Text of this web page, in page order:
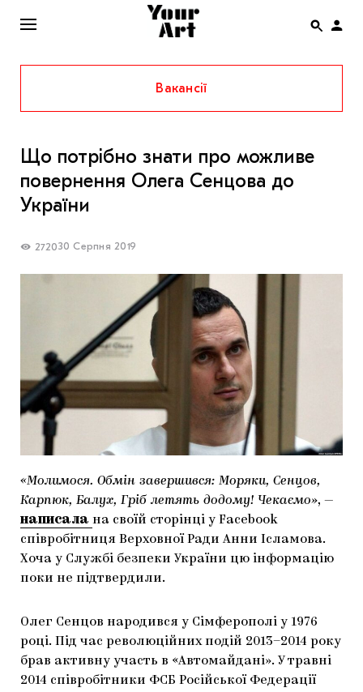
ENG
НОВИНИ
АФІША
ІНТЕРВ’Ю
СПЕЦПРОЄКТИ
THE UKRAINIAN PAVILION AT VENICE BIENNALE
2022
МАРІУПОЛЬСЬКІ МАРГІНАЛІЇ
ДОСЛІДНИЦЬКА ПЛАТФОРМА
ЗАПАЛЕННЯ
CARPATHIAN CULT ПРО РІЗДВЯНІ СВЯТА
Вакансії
Що потрібно знати про можливе
повернення Олега Сенцова до
України
272030 Серпня 2019
«Молимося. Обмін завершився: Моряки, Сенцов,
Карпюк, Балух, Гріб летять додому! Чекаємо», —
написала на своїй сторінці у Facebook
співробітниця Верховної Ради Анни Ісламова.
Хоча у Службі безпеки України цю інформацію
поки не підтвердили.
Олег Сенцов народився у Сімферополі у 1976
році. Під час революційних подій 2013–2014 року
брав активну участь в «Автомайдані». У травні
2014 співробітники ФСБ Російської Федерації